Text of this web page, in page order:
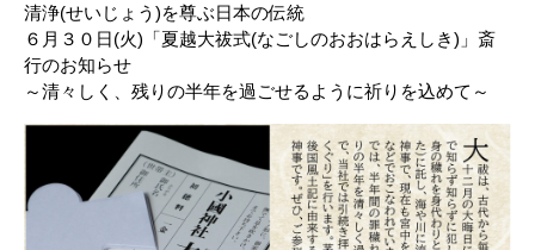
清浄(せいじょう)を尊ぶ日本の伝統
６月３０日(火)「夏越大祓式(なごしのおおはらえしき)」斎
行のお知らせ
～清々しく、残りの半年を過ごせるように祈りを込めて～